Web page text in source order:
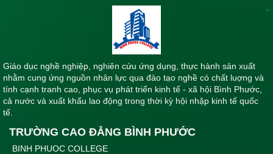
Giáo dục nghề nghiệp, nghiên cứu ứng dụng, thực hành sản xuất
nhằm cung ứng nguồn nhân lực qua đào tạo nghề có chất luợng và
tính cạnh tranh cao, phục vụ phát triển kinh tế - xã hội Bình Phước,
cả nước và xuất khẩu lao động trong thời kỳ hội nhập kinh tế quốc
tế.
TRƯỜNG CAO ĐẲNG BÌNH PHƯỚC
BINH PHUOC COLLEGE